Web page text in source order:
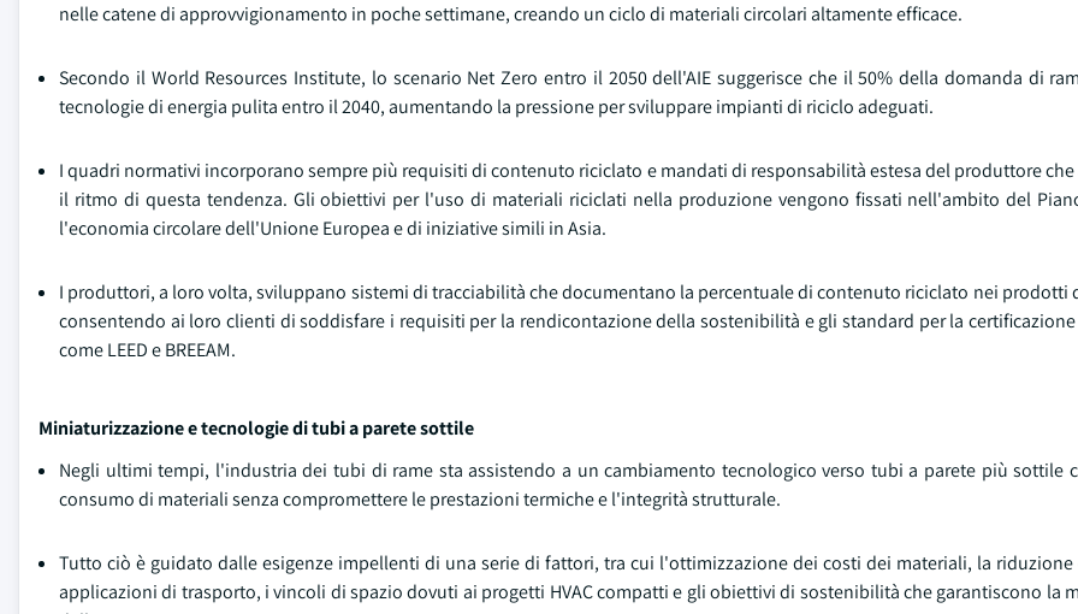
nelle catene di approvvigionamento in poche settimane, creando un ciclo di materiali circolari altamente efficace.
Secondo il World Resources Institute, lo scenario Net Zero entro il 2050 dell'AIE suggerisce che il 50% della domanda di
tecnologie di energia pulita entro il 2040, aumentando la pressione per sviluppare impianti di riciclo adeguati.
I quadri normativi incorporano sempre più requisiti di contenuto riciclato e mandati di responsabilità estesa del produttore che
il ritmo di questa tendenza. Gli obiettivi per l'uso di materiali riciclati nella produzione vengono fissati nell'ambito del
l'economia circolare dell'Unione Europea e di iniziative simili in Asia.
I produttori, a loro volta, sviluppano sistemi di tracciabilità che documentano la percentuale di contenuto riciclato nei prodotti
consentendo ai loro clienti di soddisfare i requisiti per la rendicontazione della sostenibilità e gli standard per la
come LEED e BREEAM.
Miniaturizzazione e tecnologie di tubi a parete sottile
Negli ultimi tempi, l'industria dei tubi di rame sta assistendo a un cambiamento tecnologico verso tubi a parete più sottile
consumo di materiali senza compromettere le prestazioni termiche e l'integrità strutturale.
Tutto ciò è guidato dalle esigenze impellenti di una serie di fattori, tra cui l'ottimizzazione dei costi dei materiali, la
applicazioni di trasporto, i vincoli di spazio dovuti ai progetti HVAC compatti e gli obiettivi di sostenibilità che garantiscono la